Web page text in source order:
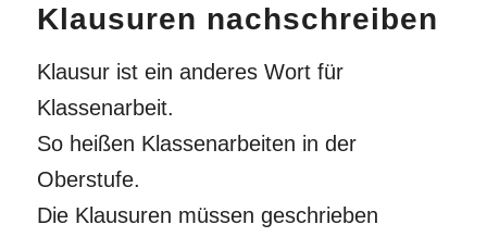
Klausuren nachschreiben
Klausur ist ein anderes Wort für
Klassenarbeit.
So heißen Klassenarbeiten in der
Oberstufe.
Die Klausuren müssen geschrieben